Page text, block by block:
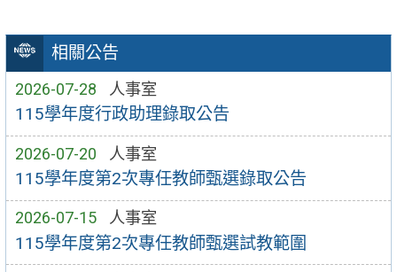
相關公告
2026-07-28 人事室
115學年度行政助理錄取公告
2026-07-20 人事室
115學年度第2次專任教師甄選錄取公告
2026-07-15 人事室
115學年度第2次專任教師甄選試教範圍